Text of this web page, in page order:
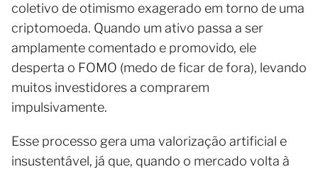
coletivo de otimismo exagerado em torno de uma
criptomoeda. Quando um ativo passa a ser
amplamente comentado e promovido, ele
desperta o FOMO (medo de ficar de fora), levando
muitos investidores a comprarem
impulsivamente.
Esse processo gera uma valorização artificial e
insustentável, já que, quando o mercado volta à